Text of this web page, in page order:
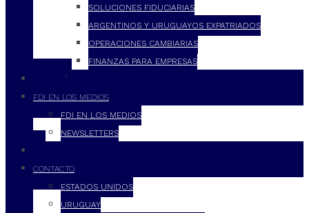
SOLUCIONES FIDUCIARIAS
ARGENTINOS Y URUGUAYOS EXPATRIADOS
OPERACIONES CAMBIARIAS
FINANZAS PARA EMPRESAS
FILOSOFÍA
FDI EN LOS MEDIOS
FDI EN LOS MEDIOS
NEWSLETTERS
CONTACTO
ESTADOS UNIDOS
URUGUAY